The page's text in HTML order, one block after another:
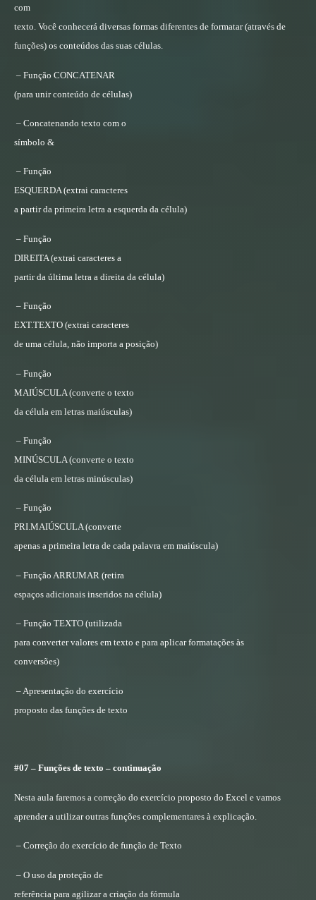
com
texto. Você conhecerá diversas formas diferentes de formatar (através de
funções) os conteúdos das suas células.
– Função CONCATENAR
(para unir conteúdo de células)
– Concatenando texto com o
símbolo &
– Função
ESQUERDA(extrai caracteres
a partir da primeira letra a esquerda da célula)
– Função
DIREITA (extrai caracteres a
partir da última letra a direita da célula)
– Função
EXT.TEXTO (extrai caracteres
de uma célula, não importa a posição)
– Função
MAIÚSCULA (converte o texto
da célula em letras maiúsculas)
– Função
MINÚSCULA(converte o texto
da célula em letras minúsculas)
– Função
PRI.MAIÚSCULA(converte
apenas a primeira letra de cada palavra em maiúscula)
– Função ARRUMAR (retira
espaços adicionais inseridos na célula)
– Função TEXTO (utilizada
para converter valores em texto e para aplicar formatações às
conversões)
– Apresentação do exercício
proposto das funções de texto
#07 – Funções de texto – continuação
Nesta aula faremos a correção do exercício proposto do Excel e vamos
aprender a utilizar outras funções complementares à explicação.
– Correção do exercício de função de Texto
– O uso da proteção de
referência para agilizar a criação da fórmula